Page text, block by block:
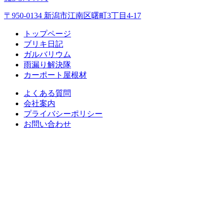
〒950-0134 新潟市江南区曙町3丁目4-17
トップページ
ブリキ日記
ガルバリウム
雨漏り解決隊
カーポート屋根材
よくある質問
会社案内
プライバシーポリシー
お問い合わせ